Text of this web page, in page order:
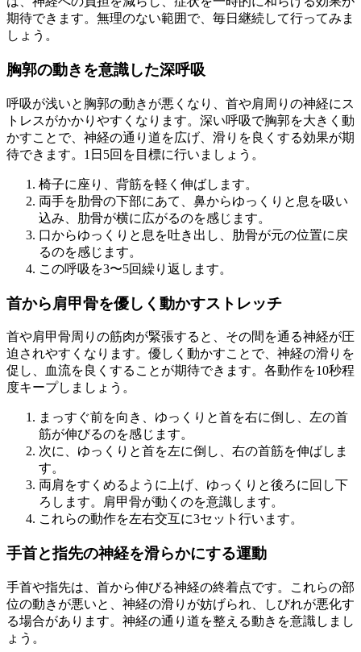
期待できます。無理のない範囲で、毎日継続して行ってみま
しょう。
胸郭の動きを意識した深呼吸
呼吸が浅いと胸郭の動きが悪くなり、首や肩周りの神経にス
トレスがかかりやすくなります。深い呼吸で胸郭を大きく動
かすことで、神経の通り道を広げ、滑りを良くする効果が期
待できます。1日5回を目標に行いましょう。
椅子に座り、背筋を軽く伸ばします。
両手を肋骨の下部にあて、鼻からゆっくりと息を吸い
込み、肋骨が横に広がるのを感じます。
口からゆっくりと息を吐き出し、肋骨が元の位置に戻
るのを感じます。
この呼吸を3〜5回繰り返します。
首から肩甲骨を優しく動かすストレッチ
首や肩甲骨周りの筋肉が緊張すると、その間を通る神経が圧
迫されやすくなります。優しく動かすことで、神経の滑りを
促し、血流を良くすることが期待できます。各動作を10秒程
度キープしましょう。
まっすぐ前を向き、ゆっくりと首を右に倒し、左の首
筋が伸びるのを感じます。
次に、ゆっくりと首を左に倒し、右の首筋を伸ばしま
す。
両肩をすくめるように上げ、ゆっくりと後ろに回し下
ろします。肩甲骨が動くのを意識します。
これらの動作を左右交互に3セット行います。
手首と指先の神経を滑らかにする運動
手首や指先は、首から伸びる神経の終着点です。これらの部
位の動きが悪いと、神経の滑りが妨げられ、しびれが悪化す
る場合があります。神経の通り道を整える動きを意識しまし
ょう。